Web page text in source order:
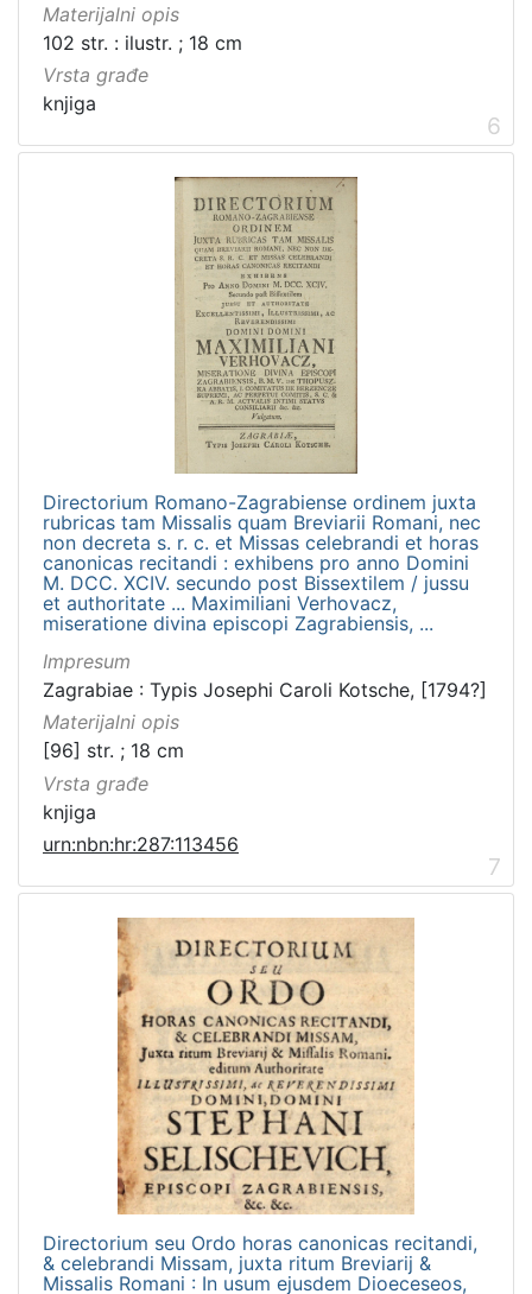
Materijalni opis
102 str. : ilustr. ; 18 cm
Vrsta građe
knjiga
6
Directorium Romano-Zagrabiense ordinem juxta
rubricas tam Missalis quam Breviarii Romani, nec
non decreta s. r. c. et Missas celebrandi et horas
canonicas recitandi : exhibens pro anno Domini
M. DCC. XCIV. secundo post Bissextilem / jussu
et authoritate ... Maximiliani Verhovacz,
miseratione divina episcopi Zagrabiensis, ...
Impresum
Zagrabiae : Typis Josephi Caroli Kotsche, [1794?]
Materijalni opis
[96] str. ; 18 cm
Vrsta građe
knjiga
urn:nbn:hr:287:113456
7
Directorium seu Ordo horas canonicas recitandi,
& celebrandi Missam, juxta ritum Breviarij &
Missalis Romani : In usum ejusdem Dioeceseos,